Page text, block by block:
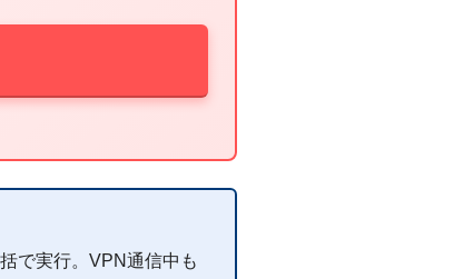
で実行。VPN通信中も